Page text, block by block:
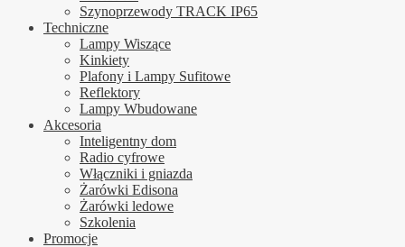
Szynoprzewody TRACK IP65
Techniczne
Lampy Wiszące
Kinkiety
Plafony i Lampy Sufitowe
Reflektory
Lampy Wbudowane
Akcesoria
Inteligentny dom
Radio cyfrowe
Włączniki i gniazda
Żarówki Edisona
Żarówki ledowe
Szkolenia
Promocje